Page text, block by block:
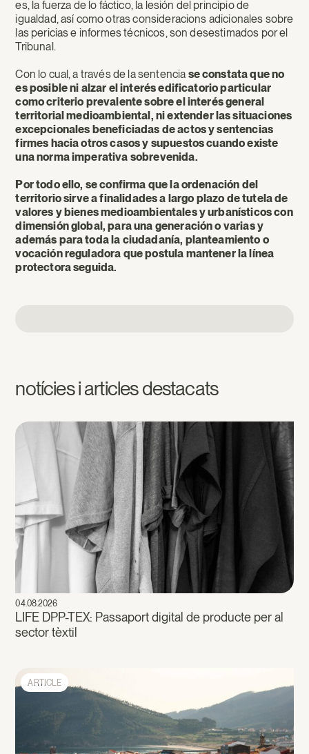
es, la fuerza de lo fáctico, la lesión del principio de
igualdad, así como otras consideracions adicionales sobre
las pericias e informes técnicos, son desestimados por el
Tribunal.
Con lo cual, a través de la sentencia se constata queno
es posible ni alzar el interés edificatorio particular
como criterio prevalente sobre el interés general
territorial medioambiental, ni extender las situaciones
excepcionales beneficiadas de actos y sentencias
firmes hacia otros casos y supuestos cuando existe
una norma imperativa sobrevenida.
Por todo ello, se confirma que la ordenación del
territorio sirve a finalidades a largo plazo de tutela de
valores y bienes medioambientales y urbanísticos con
dimensión global, para una generación o varias y
además para toda la ciudadanía, planteamiento o
vocación reguladora que postula mantener la línea
protectora seguida.
notícies i articles destacats
04.08.2026
LIFE DPP-TEX: Passaport digital de producte per al
sector tèxtil
ARTICLE